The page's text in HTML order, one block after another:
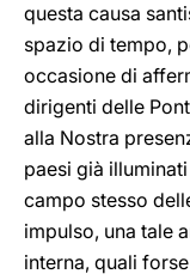
questa causa
spazio di tempo,
occasione di
dirigenti delle
alla Nostra
paesi già
campo stesso
impulso, una tale
interna, quali